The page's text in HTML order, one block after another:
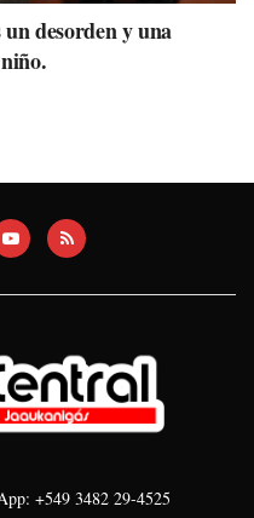
desorden y una
+549 3482 29-4525